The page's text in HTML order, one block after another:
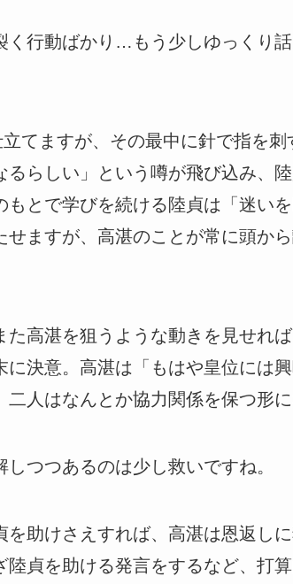
く行動ばかり…もう少しゆっくり
てますが、その最中に針で指を
らしい」という噂が飛び込み、
もとで学びを続ける陸貞は「迷い
せますが、高湛のことが常に頭か
高湛を狙うような動きを見せれ
に決意。高湛は「もはや皇位には
人はなんとか協力関係を保つ形に
つつあるのは少し救いですね。
助けさえすれば、高湛は恩返し
貞を助ける発言をするなど、打